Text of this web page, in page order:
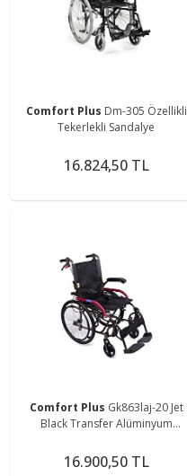
Comfort Plus Dm-305 Özellikli
Tekerlekli Sandalye
16.824,50 TL
Comfort Plus Gk863laj-20 Jet
Black Transfer Alüminyum
16.900,50 TL